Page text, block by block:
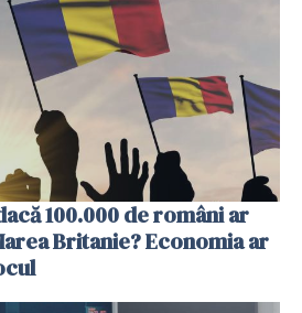
100.000 de români ar
Britanie? Economia ar